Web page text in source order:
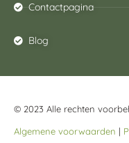
Contactpagina
Blog
© 2023 Alle rechten
Algemene voorwaarden |